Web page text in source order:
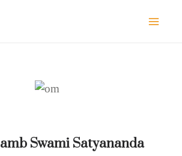
amb Swami Satyananda